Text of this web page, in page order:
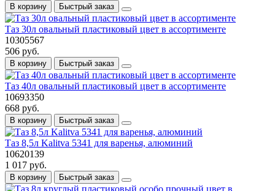
В корзину Быстрый заказ
Таз 30л овальный пластиковый цвет в ассортименте
10305567
506 руб.
В корзину Быстрый заказ
Таз 40л овальный пластиковый цвет в ассортименте
10693350
668 руб.
В корзину Быстрый заказ
Таз 8,5л Kalitva 5341 для варенья, алюминий
10620139
1 017 руб.
В корзину Быстрый заказ